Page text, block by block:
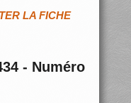
LA FICHE
- Numéro